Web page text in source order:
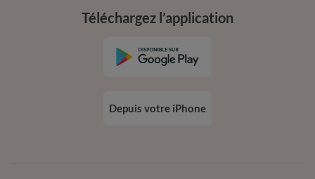
Téléchargez l’application
Depuis votre iPhone